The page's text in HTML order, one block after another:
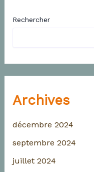
Rechercher
Archives
décembre 2024
septembre 2024
juillet 2024